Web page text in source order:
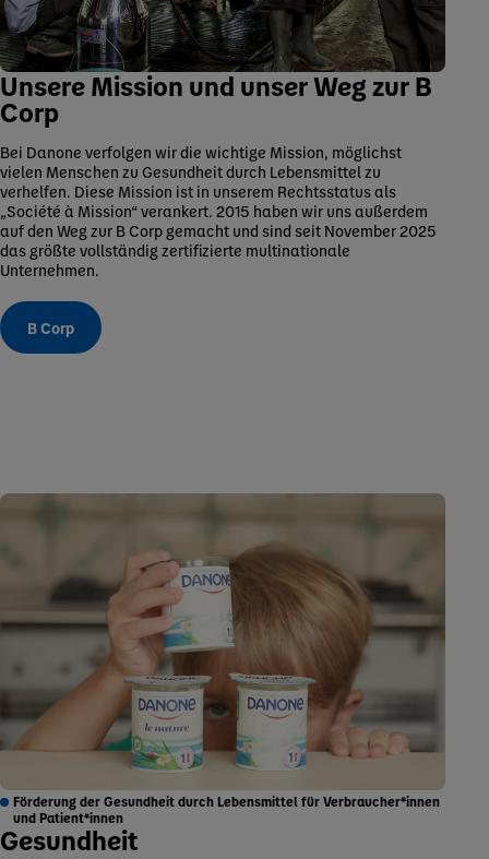
Unsere Mission und unser Weg zur B
Corp
Bei Danone verfolgen wir die wichtige Mission, möglichst
vielen Menschen zu Gesundheit durch Lebensmittel zu
verhelfen. Diese Mission ist in unserem Rechtsstatus als
„Société à Mission“ verankert. 2015 haben wir uns außerdem
auf den Weg zur B Corp gemacht und sind seit November 2025
das größte vollständig zertifizierte multinationale
Unternehmen.
B Corp
Förderung der Gesundheit durch Lebensmittel für Verbraucher*innen
und Patient*innen
Gesundheit